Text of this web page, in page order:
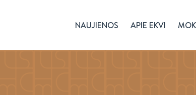
NAUJIENOS APIE EKVI